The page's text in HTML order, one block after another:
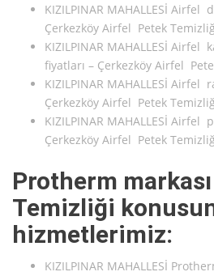
KIZILPINAR MAHALLESİ
Çerkezköy Airfel Petek
KIZILPINAR MAHALLESİ
fiyatları – Çerkezköy Airfel
KIZILPINAR MAHALLESİ
Çerkezköy Airfel Petek
KIZILPINAR MAHALLESİ
Çerkezköy Airfel Petek
Protherm
Temizliği
hizmetlerimiz:
KIZILPINAR MAHALLESİ